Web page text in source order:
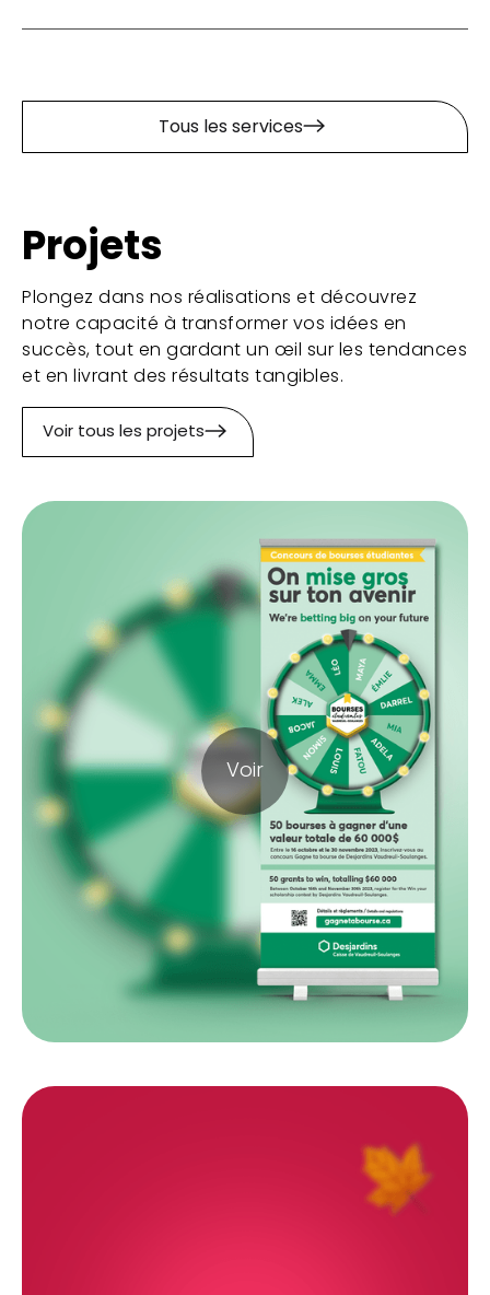
Tous les services
Projets
Plongez dans nos réalisations et découvrez
notre capacité à transformer vos idées en
succès, tout en gardant un œil sur les tendances
et en livrant des résultats tangibles.
Voir tous les projets
Gagne ta
Voir